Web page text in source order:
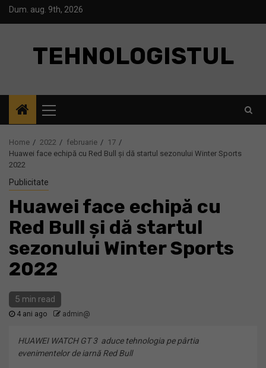
SkipDum. aug. 9th, 2026
TEHNOLOGISTUL
Menu
Home 2022 februarie
17
Huawei face echipă cu Red Bull și dă startul sezonului Winter Sports
2022
Publicitate
Huawei face echipă cu
Red Bull și dă startul
sezonului Winter Sports
2022
5 min read
4 ani ago admin@
HUAWEI WATCH GT 3 aduce tehnologia pe pârtia
evenimentelor de iarnă Red Bull